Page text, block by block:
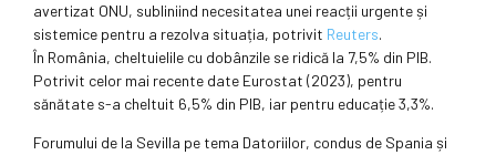
avertizat ONU, subliniind necesitatea unei reacții urgente și
sistemice pentru a rezolva situația, potrivit Reuters.
În România, cheltuielile cu dobânzile se ridică la 7,5% din PIB.
Potrivit celor mai recente date Eurostat (2023), pentru
sănătate s-a cheltuit 6,5% din PIB, iar pentru educație 3,3%.
Forumului de la Sevilla pe tema Datoriilor, condus de Spania și